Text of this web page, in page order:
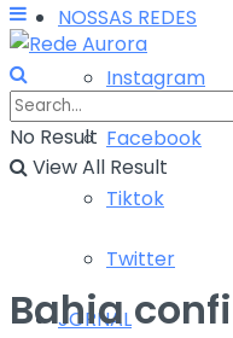
NOSSAS REDES
Instagram
Facebook
Tiktok
Twitter
JORNAL
No Result
View All Result
Bahia